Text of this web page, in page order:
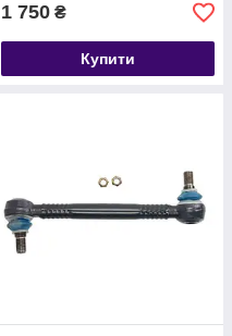
1 750 ₴
Купити